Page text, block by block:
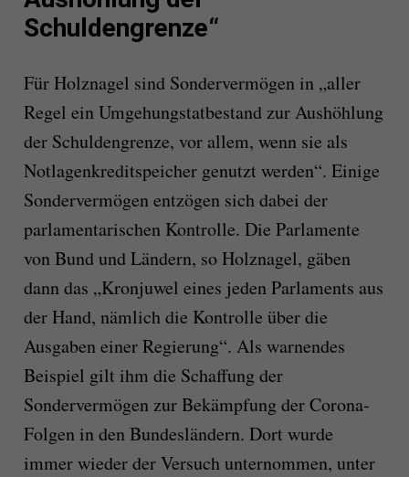
Schuldengrenze“
Für Holznagel sind Sondervermögen in „aller
Regel ein Umgehungstatbestand zur Aushöhlung
der Schuldengrenze, vor allem, wenn sie als
Notlagenkreditspeicher genutzt werden“. Einige
Sondervermögen entzögen sich dabei der
parlamentarischen Kontrolle. Die Parlamente
von Bund und Ländern, so Holznagel, gäben
dann das „Kronjuwel eines jeden Parlaments aus
der Hand, nämlich die Kontrolle über die
Ausgaben einer Regierung“. Als warnendes
Beispiel gilt ihm die Schaffung der
Sondervermögen zur Bekämpfung der Corona-
Folgen in den Bundesländern. Dort wurde
immer wieder der Versuch unternommen, unter